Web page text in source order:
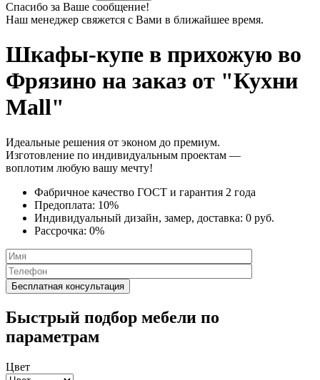
Спасибо за Ваше сообщение!
Наш менеджер свяжется с Вами в ближайшее время.
Шкафы-купе в прихожую во
Фрязино на заказ от "Кухни
Mall"
Идеальные решения от эконом до премиум.
Изготовление по индивидуальным проектам —
воплотим любую вашу мечту!
Фабричное качество ГОСТ и гарантия 2 года
Предоплата: 10%
Индивидуальный дизайн, замер, доставка: 0 руб.
Рассрочка: 0%
Быстрый подбор мебели по
параметрам
Цвет